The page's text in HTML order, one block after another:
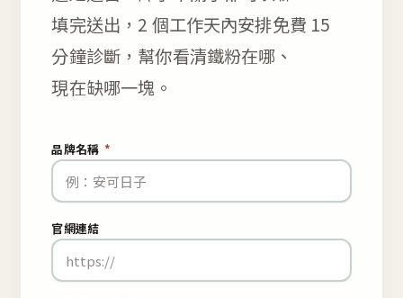
填完送出，2 個工作天內安排免費 15
分鐘診斷，幫你看清鐵粉在哪、
現在缺哪一塊。
品牌名稱 *
官網連結